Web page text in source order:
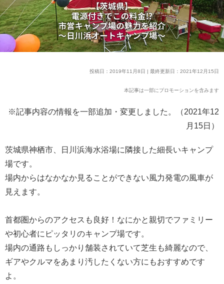
投稿日：2019年11月8日 | 最終更新日：2021年12月15日
本記事は一部にプロモーションを含みます
※記事内容の情報を一部追加・変更しました。（2021年12
月15日）
茨城県神栖市、日川浜海水浴場に隣接した細長いキャンプ
場です。
場内からはなかなか見ることができない風力発電の風車が
見えます。
首都圏からのアクセスも良好！なにかと親切でファミリー
や初心者にピッタリのキャンプ場です。
場内の通路もしっかり舗装されていて芝生も綺麗なので、
ギアやクルマをあまり汚したくない方にもおすすめです
よ。